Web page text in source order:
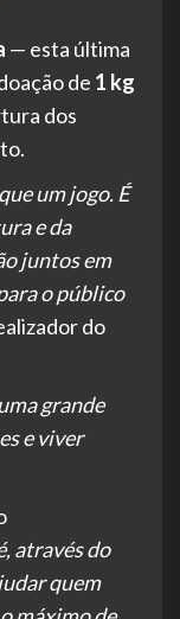
— esta última
de 1 kg
dos
um jogo. É
e da
juntos em
o público
do
grande
e viver
através do
quem